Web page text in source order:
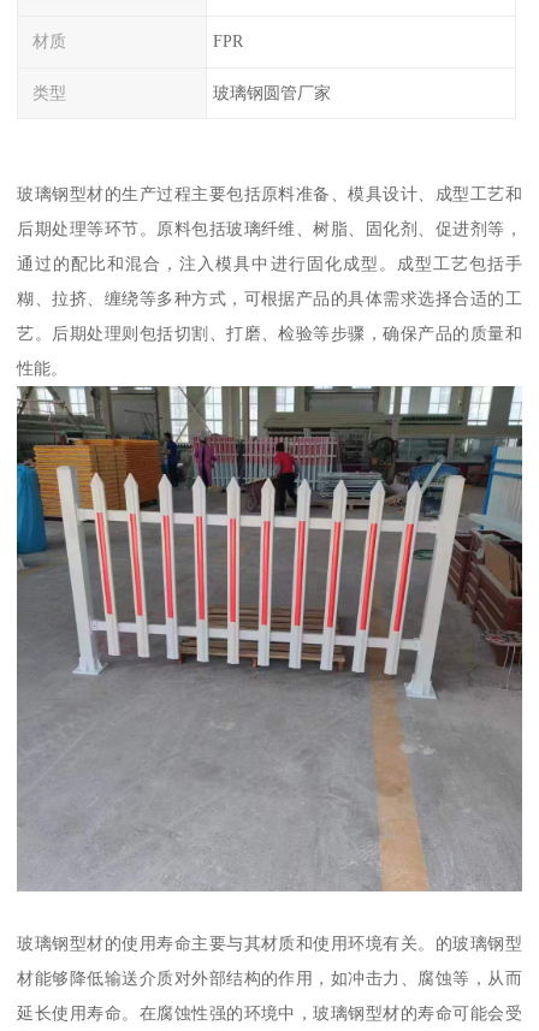
材质 FPR
类型 玻璃钢圆管厂家
玻璃钢型材的生产过程主要包括原料准备、模具设计、成型工艺和
后期处理等环节。原料包括玻璃纤维、树脂、固化剂、促进剂等，
通过的配比和混合，注入模具中进行固化成型。成型工艺包括手
糊、拉挤、缠绕等多种方式，可根据产品的具体需求选择合适的工
艺。后期处理则包括切割、打磨、检验等步骤，确保产品的质量和
性能。
玻璃钢型材的使用寿命主要与其材质和使用环境有关。的玻璃钢型
材能够降低输送介质对外部结构的作用，如冲击力、腐蚀等，从而
延长使用寿命。在腐蚀性强的环境中，玻璃钢型材的寿命可能会受